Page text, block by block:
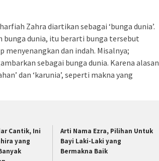
Zahra diartikan sebagai ‘bunga dunia’.
bunga dunia, itu berarti bunga tersebut
menyenangkan dan indah. Misalnya;
sebagai bunga dunia. Karena alasan
dan ‘karunia’, seperti makna yang
Cantik, Ini
yang
Arti Nama Ezra, Pilihan Untuk
Bayi Laki-Laki yang
Bermakna Baik